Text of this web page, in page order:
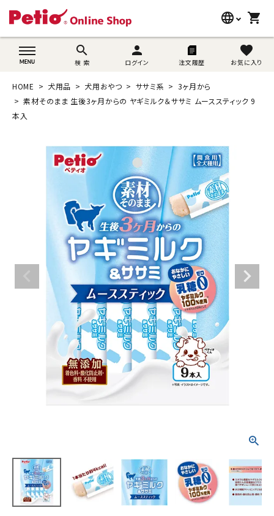
language
wovn-lang-name
shopping_cart
search
検 索
person
ログイン 注文履歴
favorite
お気に入り
search
猫用品
ブランド別に探す
ご利用案内
ACCOUNT MENU
ようこそ ゲスト 様
person 新規会員登録
HOME 犬用品 犬用おやつ ササミ系
3ヶ月から
素材そのまま 生後3ヶ月からの ヤギミルク＆ササミ ムーススティック 9
本入